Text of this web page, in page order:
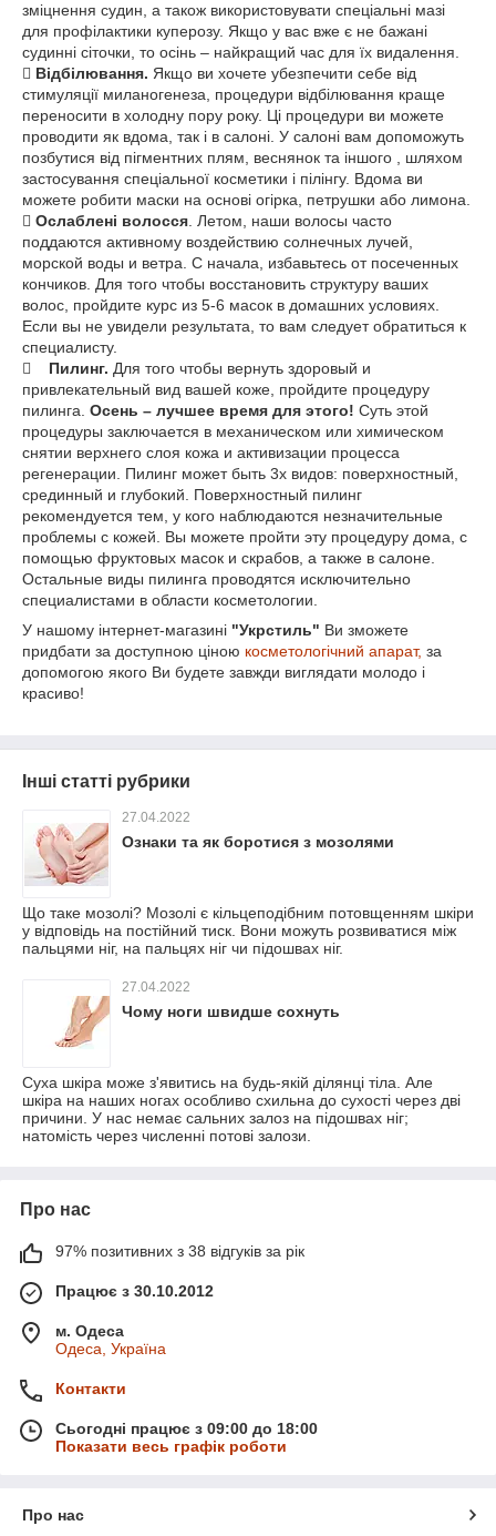
зміцнення судин, а також використовувати спеціальні мазі
для профілактики куперозу. Якщо у вас вже є не бажані
судинні сіточки, то осінь – найкращий час для їх видалення.
 Відбілювання. Якщо ви хочете убезпечити себе від
стимуляції миланогенеза, процедури відбілювання краще
переносити в холодну пору року. Ці процедури ви можете
проводити як вдома, так і в салоні. У салоні вам допоможуть
позбутися від пігментних плям, веснянок та іншого , шляхом
застосування спеціальної косметики і пілінгу. Вдома ви
можете робити маски на основі огірка, петрушки або лимона.
 Ослаблені волосся . Летом, наши волосы часто
поддаются активному воздействию солнечных лучей,
морской воды и ветра. С начала, избавьтесь от посеченных
кончиков. Для того чтобы восстановить структуру ваших
волос, пройдите курс из 5-6 масок в домашних условиях.
Если вы не увидели результата, то вам следует обратиться к
специалисту.
 Пилинг. Для того чтобы вернуть здоровый и
привлекательный вид вашей коже, пройдите процедуру
пилинга. Осень – лучшее время для этого! Суть этой
процедуры заключается в механическом или химическом
снятии верхнего слоя кожа и активизации процесса
регенерации. Пилинг может быть 3х видов: поверхностный,
срединный и глубокий. Поверхностный пилинг
рекомендуется тем, у кого наблюдаются незначительные
проблемы с кожей. Вы можете пройти эту процедуру дома, с
помощью фруктовых масок и скрабов, а также в салоне.
Остальные виды пилинга проводятся исключительно
специалистами в области косметологии.
У нашому інтернет-магазині "Укрстиль" Ви зможете
придбати за доступною ціною косметологічний апарат, за
допомогою якого Ви будете завжди виглядати молодо і
красиво!
Інші статті рубрики
27.04.2022
Ознаки та як боротися з мозолями
Що таке мозолі? Мозолі є кільцеподібним потовщенням шкіри
у відповідь на постійний тиск. Вони можуть розвиватися між
пальцями ніг, на пальцях ніг чи підошвах ніг.
27.04.2022
Чому ноги швидше сохнуть
Суха шкіра може з'явитись на будь-якій ділянці тіла. Але
шкіра на наших ногах особливо схильна до сухості через дві
причини. У нас немає сальних залоз на підошвах ніг;
натомість через численні потові залози.
Про нас
97% позитивних з 38 відгуків за рік
Працює з 30.10.2012
м. Одеса
Одеса, Україна
Контакти
Сьогодні працює з 09:00 до 18:00
Показати весь графік роботи
Про нас